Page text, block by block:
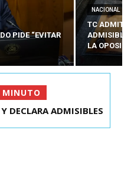
PIDE “EVITAR
NACIONAL
TC ADMITE
ADMISIBLES
LA
DE CAPITÁN YÁBER
DECLARA ADMISIBLES